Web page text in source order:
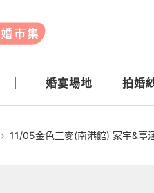
集 婚宴場地 拍婚
11/05金色三麥(南港館) 家宇&亭